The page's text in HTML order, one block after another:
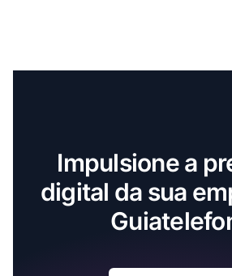
Impulsione a
digital da sua